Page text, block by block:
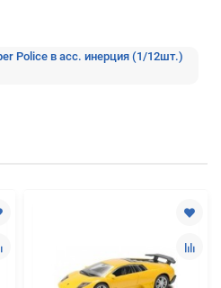
Police в асс. инерция (1/12шт.)